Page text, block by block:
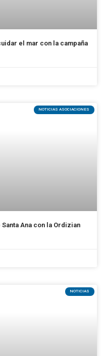
el mar con la campaña
NOTICIAS ASOCIACIONES
Ana con la Ordizian
NOTICIAS